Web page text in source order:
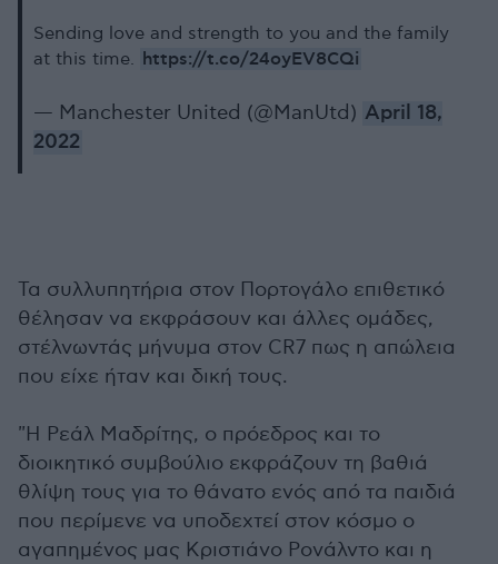
Sending love and strength to you and the family
at this time. https://t.co/24oyEV8CQi
— Manchester United (@ManUtd) April 18,
2022
Τα συλλυπητήρια στον Πορτογάλο επιθετικό
θέλησαν να εκφράσουν και άλλες ομάδες,
στέλνωντάς μήνυμα στον CR7 πως η απώλεια
που είχε ήταν και δική τους.
"H Ρεάλ Μαδρίτης, ο πρόεδρος και το
διοικητικό συμβούλιο εκφράζουν τη βαθιά
θλίψη τους για το θάνατο ενός από τα παιδιά
που περίμενε να υποδεχτεί στον κόσμο ο
αγαπημένος μας Κριστιάνο Ρονάλντο και η